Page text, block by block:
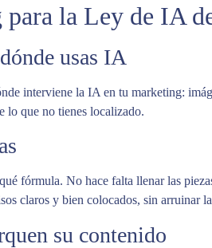
la Ley de IA
usas IA
interviene la IA en tu marketing:
lo que no tienes localizado.
fórmula. No hace falta llenar las
claros y bien colocados, sin arruinar
su contenido